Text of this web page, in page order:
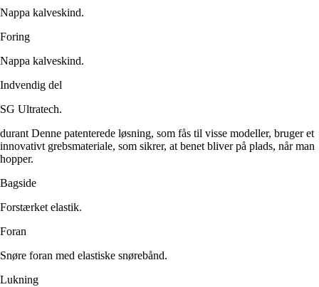
Nappa kalveskind.
Foring
Nappa kalveskind.
Indvendig del
SG Ultratech.
durant Denne patenterede løsning, som fås til visse modeller, bruger et
innovativt grebsmateriale, som sikrer, at benet bliver på plads, når man
hopper.
Bagside
Forstærket elastik.
Foran
Snøre foran med elastiske snørebånd.
Lukning